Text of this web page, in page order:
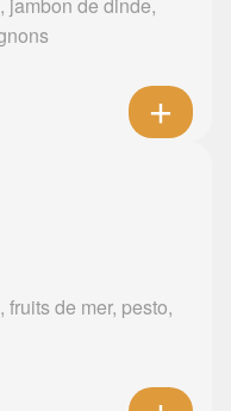
jambon de dinde,
de mer, pesto,